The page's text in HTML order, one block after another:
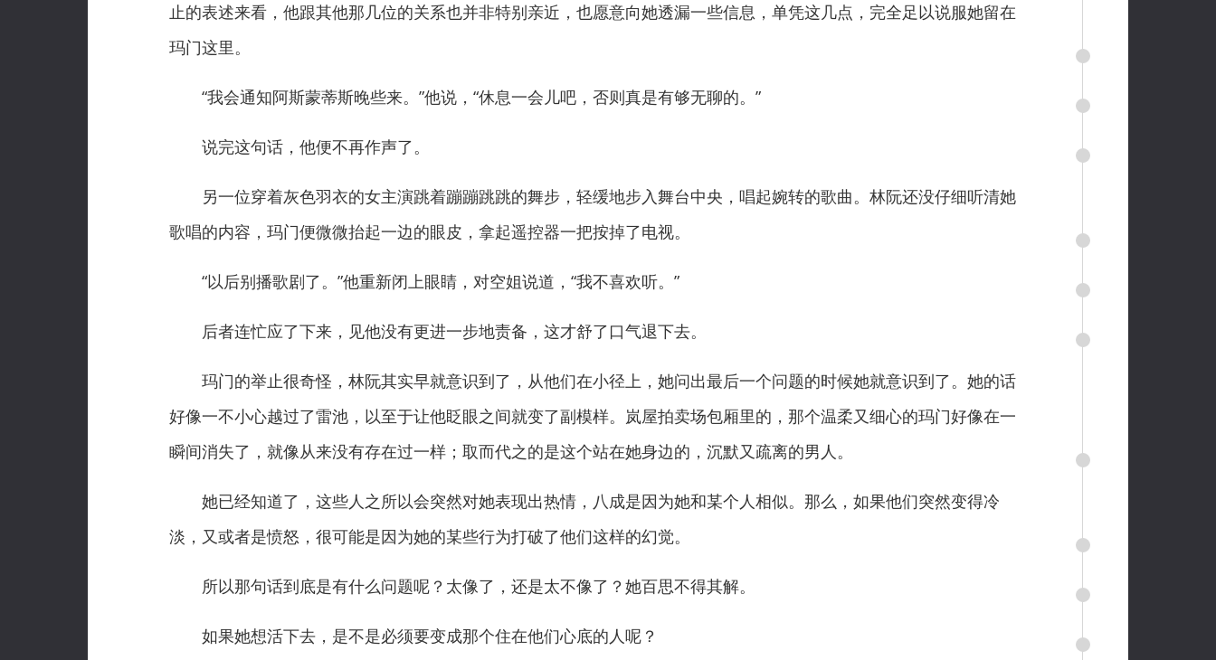
止的表述来看，他跟其他那几位的关系也并非特别亲近，也愿意向她透漏一些信息，单凭这几点，完全足以说服她留在
玛门这里。
“我会通知阿斯蒙蒂斯晚些来。”他说，“休息一会儿吧，否则真是有够无聊的。”
说完这句话，他便不再作声了。
另一位穿着灰色羽衣的女主演跳着蹦蹦跳跳的舞步，轻缓地步入舞台中央，唱起婉转的歌曲。林阮还没仔细听清她
歌唱的内容，玛门便微微抬起一边的眼皮，拿起遥控器一把按掉了电视。
“以后别播歌剧了。”他重新闭上眼睛，对空姐说道，“我不喜欢听。”
后者连忙应了下来，见他没有更进一步地责备，这才舒了口气退下去。
玛门的举止很奇怪，林阮其实早就意识到了，从他们在小径上，她问出最后一个问题的时候她就意识到了。她的话
好像一不小心越过了雷池，以至于让他眨眼之间就变了副模样。岚屋拍卖场包厢里的，那个温柔又细心的玛门好像在一
瞬间消失了，就像从来没有存在过一样；取而代之的是这个站在她身边的，沉默又疏离的男人。
她已经知道了，这些人之所以会突然对她表现出热情，八成是因为她和某个人相似。那么，如果他们突然变得冷
淡，又或者是愤怒，很可能是因为她的某些行为打破了他们这样的幻觉。
所以那句话到底是有什么问题呢？太像了，还是太不像了？她百思不得其解。
如果她想活下去，是不是必须要变成那个住在他们心底的人呢？